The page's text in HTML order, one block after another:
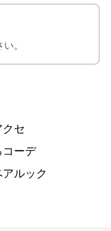
。